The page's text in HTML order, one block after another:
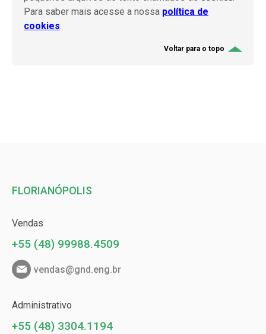
Para saber mais acesse a nossa política de
cookies.
Voltar para o topo
FLORIANÓPOLIS
Vendas
+55 (48) 99988.4509
vendas@gnd.eng.br
Administrativo
+55 (48) 3304.1194